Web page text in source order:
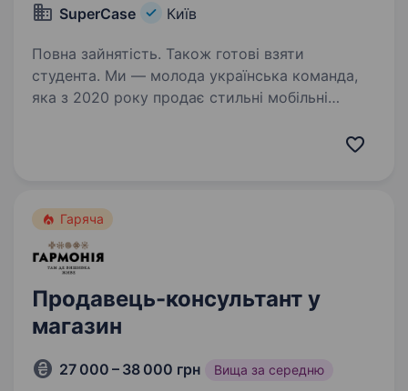
SuperСase Київ
Повна зайнятість. Також готові взяти
студента. Ми — молода українська команда,
яка з 2020 року продає стильні мобільні
Гаряча
Продавець-консультант у
магазин
27 000 – 38 000 грн Вища за середню